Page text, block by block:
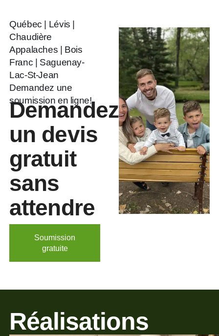
Québec | Lévis |
Chaudière
Appalaches | Bois
Franc | Saguenay-
Lac-St-Jean
Demandez une
soumission en ligne!
Demandez
un devis
gratuit
sans
attendre
Soumission
gratuite
Réalisations